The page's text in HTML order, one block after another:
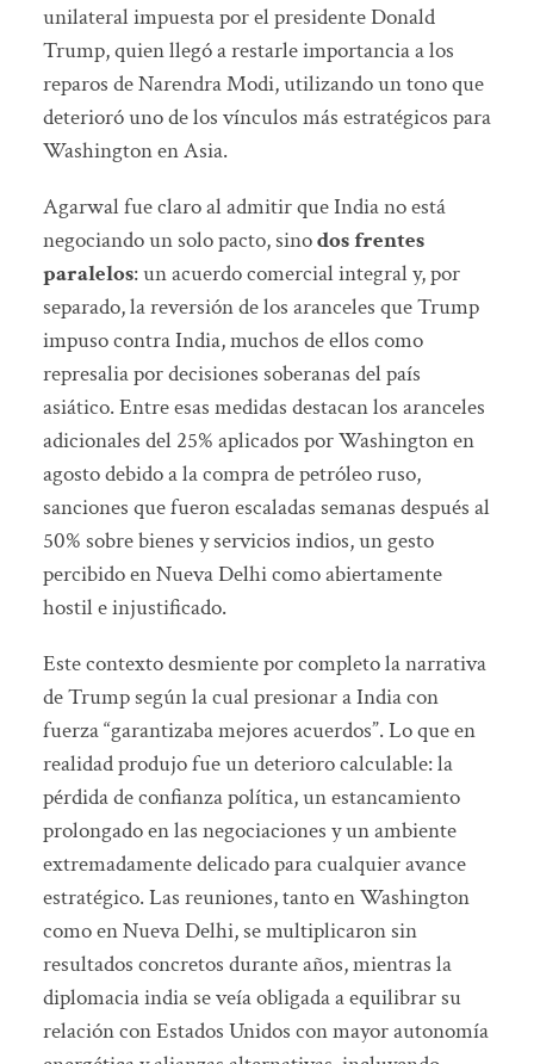
unilateral impuesta por el presidente Donald
Trump, quien llegó a restarle importancia a los
reparos de Narendra Modi, utilizando un tono que
deterioró uno de los vínculos más estratégicos para
Washington en Asia.
Agarwal fue claro al admitir que India no está
negociando un solo pacto, sinodos frentes
paralelos: un acuerdo comercial integral y, por
separado, la reversión de los aranceles que Trump
impuso contra India, muchos de ellos como
represalia por decisiones soberanas del país
asiático. Entre esas medidas destacan los aranceles
adicionales del 25% aplicados por Washington en
agosto debido a la compra de petróleo ruso,
sanciones que fueron escaladas semanas después al
50% sobre bienes y servicios indios, un gesto
percibido en Nueva Delhi como abiertamente
hostil e injustificado.
Este contexto desmiente por completo la narrativa
de Trump según la cual presionar a India con
fuerza “garantizaba mejores acuerdos”. Lo que en
realidad produjo fue un deterioro calculable: la
pérdida de confianza política, un estancamiento
prolongado en las negociaciones y un ambiente
extremadamente delicado para cualquier avance
estratégico. Las reuniones, tanto en Washington
como en Nueva Delhi, se multiplicaron sin
resultados concretos durante años, mientras la
diplomacia india se veía obligada a equilibrar su
relación con Estados Unidos con mayor autonomía